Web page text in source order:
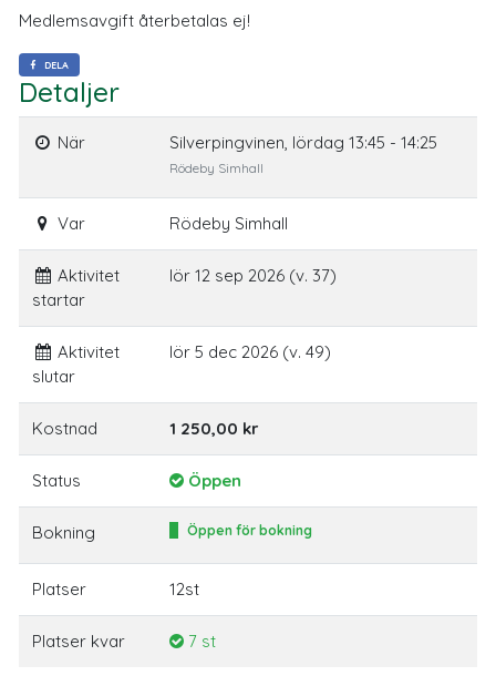
Medlemsavgift återbetalas ej!
DELA
Detaljer
När Silverpingvinen, lördag 13:45 - 14:25
Rödeby Simhall
Var Rödeby Simhall
Aktivitet
startar
lör 12 sep 2026 (v. 37)
Aktivitet
slutar
lör 5 dec 2026 (v. 49)
Kostnad 1 250,00 kr
Status Öppen
Bokning Öppen för bokning
Platser 12st
Platser kvar 7 st